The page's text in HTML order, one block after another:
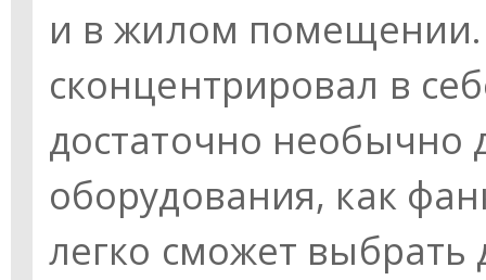
и в жилом
сконцентрировал в
достаточно необычно
оборудования, как
легко сможет